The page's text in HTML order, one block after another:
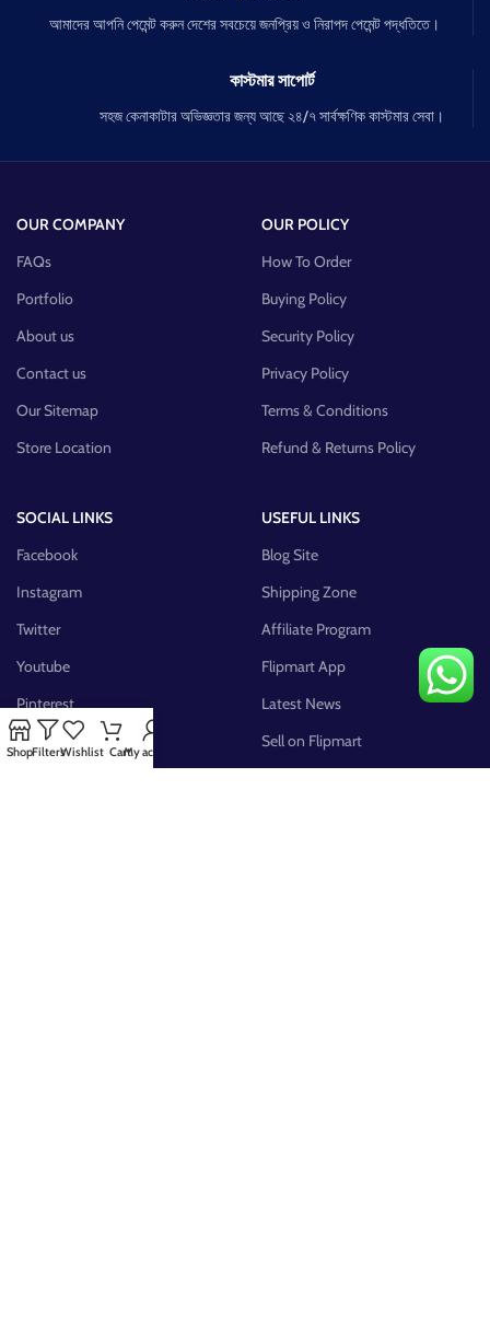
আমাদের আপনি পেমেন্ট করুন দেশের সবচেয়ে জনপ্রিয় ও নিরাপদ পেমেন্ট পদ্ধতিতে।
কাস্টমার সাপোর্ট
সহজ কেনাকাটার অভিজ্ঞতার জন্য আছে ২৪/৭ সার্বক্ষণিক কাস্টমার সেবা।
OUR COMPANY
FAQs
Portfolio
About us
Contact us
Our Sitemap
Store Location
OUR POLICY
How To Order
Buying Policy
Security Policy
Privacy Policy
Terms & Conditions
Refund & Returns Policy
SOCIAL LINKS
Facebook
Instagram
Twitter
Youtube
Pinterest
FB Group
USEFUL LINKS
Blog Site
Shipping Zone
Affiliate Program
Flipmart App
Latest News
Sell on Flipmart
ShopFiltersWishlist CartMy account